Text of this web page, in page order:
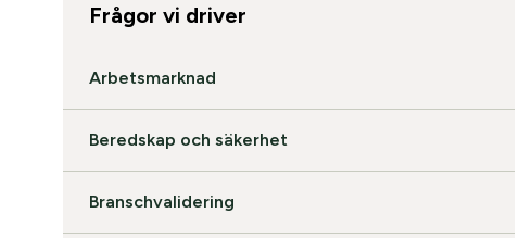
Frågor vi driver
Arbetsmarknad
Beredskap och säkerhet
Branschvalidering